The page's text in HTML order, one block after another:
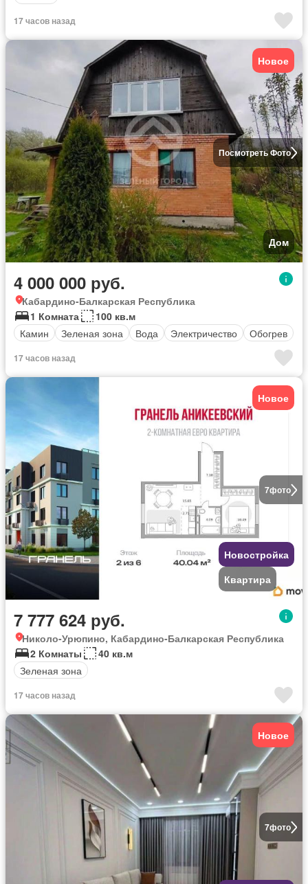
17 часов назад
Посмотреть Фото
Новое
Дом
4 000 000 руб.
Кабардино-Балкарская Республика
1 Комната
100 кв.м
Камин
Зеленая зона Вода Электричество Обогрев
17 часов назад
7фото
Новое
Новостройка
Квартира
7 777 624 руб.
Николо-Урюпино, Кабардино-Балкарская Республика
2 Комнаты
40 кв.м
Зеленая зона
17 часов назад
7фото
Новое